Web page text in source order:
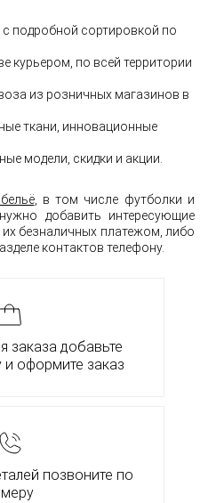
подробной сортировкой по
курьером, по всей территории
из розничных магазинов в
ткани, инновационные
модели, скидки и акции.
, в том числе футболки и
добавить интересующие
безналичных платежом, либо
контактов телефону.
заказа добавьте
и оформите заказ
позвоните по